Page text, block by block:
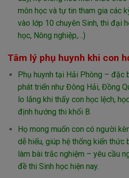
môn học và tự tin tham gia các
vào lớp 10 chuyên Sinh, thi đại
học, Nông nghiệp,…)
Tâm lý phụ huynh khi con
Phụ huynh tại Hải Phòng – đặc
phát triển như Đông Hải, Đồng
lo lắng khi thấy con học lệch,
định hướng thi khối B.
Họ mong muốn con có người
dễ hiểu, giúp hệ thống kiến thức
làm bài trắc nghiệm – yêu cầu
đề thi Sinh học hiện nay.